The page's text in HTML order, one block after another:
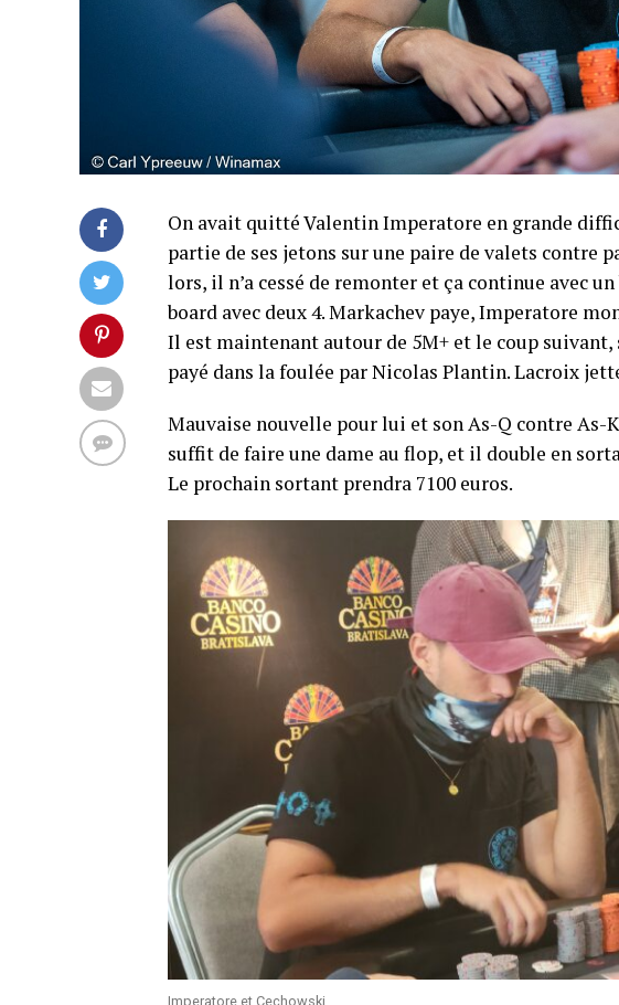
On avait quitté Valentin Imperatore en grande
partie de ses jetons sur une paire de valets contre
lors, il n’a cessé de remonter et ça continue avec
board avec deux 4. Markachev paye, Imperatore
Il est maintenant autour de 5M+ et le coup
payé dans la foulée par Nicolas Plantin. Lacroix
Mauvaise nouvelle pour lui et son As-Q contre As-
suffit de faire une dame au flop, et il double en
Le prochain sortant prendra 7100 euros.
Imperatore et Cechowski